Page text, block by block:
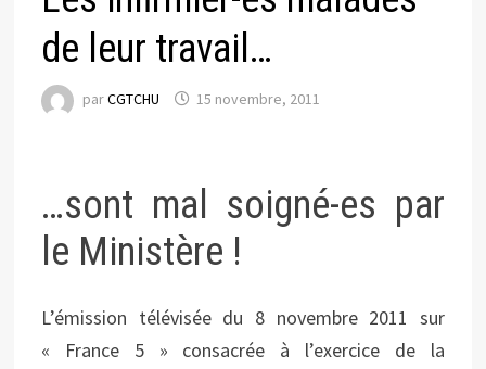
de leur travail…
parCGTCHU 15 novembre, 2011
…sont mal soigné-es par
le Ministère !
L’émission télévisée du 8 novembre 2011 sur
« France 5 » consacrée à l’exercice de la